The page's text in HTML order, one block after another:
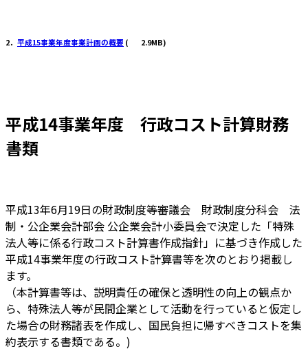
2． 平成15事業年度事業計画の概要 ( 2.9MB)
平成14事業年度 行政コスト計算財務
書類
平成13年6月19日の財政制度等審議会 財政制度分科会 法
制・公企業会計部会 公企業会計小委員会で決定した「特殊
法人等に係る行政コスト計算書作成指針」に基づき作成した
平成14事業年度の行政コスト計算書等を次のとおり掲載し
ます。
（本計算書等は、説明責任の確保と透明性の向上の観点か
ら、特殊法人等が民間企業として活動を行っていると仮定し
た場合の財務諸表を作成し、国民負担に帰すべきコストを集
約表示する書類である。)